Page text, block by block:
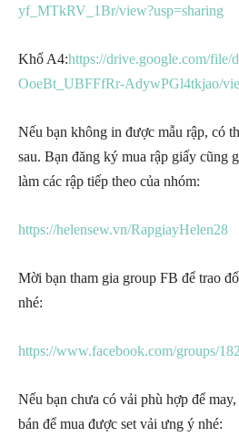
yf_MTkRV_1Br/view?usp=sharing
Khổ A4:https://drive.google.com/file/
OoeBt_UBFFfRr-AdywPGl4tkjao/
Nếu bạn không in được mẫu rập, có
sau. Bạn đăng ký mua rập giấy cũng
làm các rập tiếp theo của nhóm:
https://helensew.vn/RapgiayHelen28
Mời bạn tham gia group FB để trao
nhé:
https://www.facebook.com/groups/
Nếu bạn chưa có vải phù hợp để
bán để mua được set vải ưng ý nhé: